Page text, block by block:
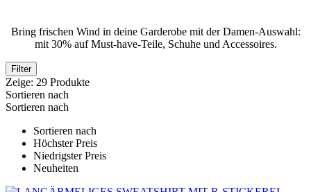
Bring frischen Wind in deine Garderobe mit der Damen-Auswahl:
mit 30% auf Must-have-Teile, Schuhe und Accessoires.
Filter
Zeige: 29 Produkte
Sortieren nach
Sortieren nach
Sortieren nach
Höchster Preis
Niedrigster Preis
Neuheiten